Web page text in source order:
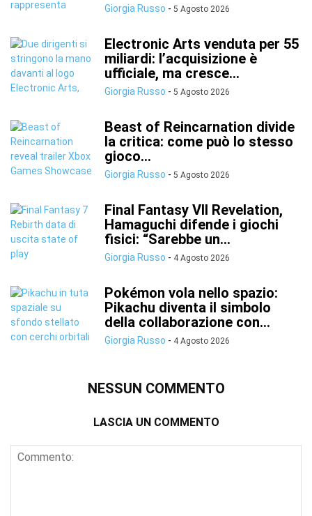
Giorgia Russo - 5 Agosto 2026
Electronic Arts venduta per 55
miliardi: l’acquisizione è
ufficiale, ma cresce...
Giorgia Russo - 5 Agosto 2026
Beast of Reincarnation divide
la critica: come può lo stesso
gioco...
Giorgia Russo - 5 Agosto 2026
Final Fantasy VII Revelation,
Hamaguchi difende i giochi
fisici: “Sarebbe un...
Giorgia Russo - 4 Agosto 2026
Pokémon vola nello spazio:
Pikachu diventa il simbolo
della collaborazione con...
Giorgia Russo - 4 Agosto 2026
NESSUN COMMENTO
LASCIA UN COMMENTO